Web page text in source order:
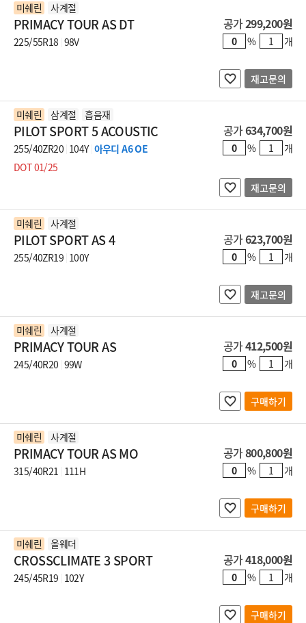
미쉐린 사계절
PRIMACY TOUR AS DT
225/55R18 98V
공가299,200원
% 개
재고문의
미쉐린 삼계절 흡음재
PILOT SPORT 5 ACOUSTIC
255/40ZR20 104Y 아우디 A6 OE
DOT 01/25
공가634,700원
% 개
재고문의
미쉐린 사계절
PILOT SPORT AS 4
255/40ZR19 100Y
공가623,700원
% 개
재고문의
미쉐린 사계절
PRIMACY TOUR AS
245/40R20 99W
공가412,500원
% 개
구매하기
미쉐린 사계절
PRIMACY TOUR AS MO
315/40R21 111H
공가800,800원
% 개
구매하기
미쉐린 올웨더
CROSSCLIMATE 3 SPORT
245/45R19 102Y
공가418,000원
% 개
구매하기